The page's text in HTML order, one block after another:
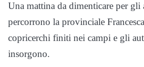
Una mattina da dimenticare per
percorrono la provinciale
copricerchi finiti nei campi e gli
insorgono.